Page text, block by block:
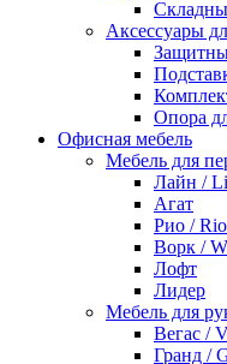
Аксессуары
Опора
Офисная мебель
Мебель для
Лайн /
Агат
Рио /
Ворк /
Лофт
Лидер
Мебель для
Вегас /
Гранд /